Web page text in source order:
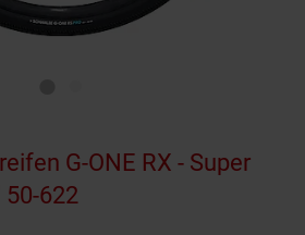
G-ONE RX - Super
Race 28 x 2.00" 50-622